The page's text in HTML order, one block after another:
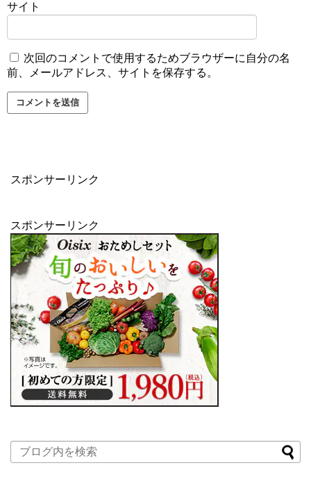
サイト
次回のコメントで使用するためブラウザーに自分の名
前、メールアドレス、サイトを保存する。
スポンサーリンク
スポンサーリンク